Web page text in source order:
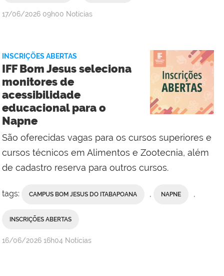
por
Reitoria
publicado
17/06/2026 09h00 Notícias
INSCRIÇÕES ABERTAS
IFF Bom Jesus seleciona
monitores de
acessibilidade
educacional para o
Napne
São oferecidas vagas para os cursos superiores e
cursos técnicos em Alimentos e Zootecnia, além
de cadastro reserva para outros cursos.
tags: CAMPUS BOM JESUS DO ITABAPOANA , NAPNE ,
INSCRIÇÕES ABERTAS
por
publicado
16/06/2026 16h04 Notícias